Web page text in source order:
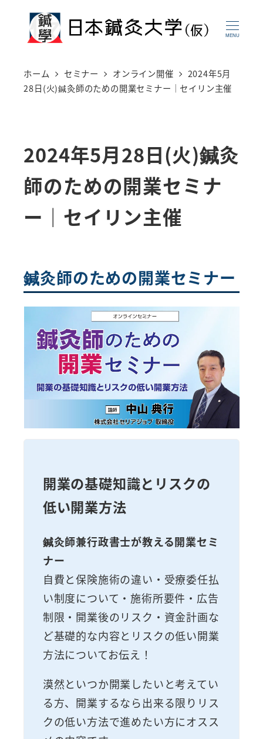
MENU
ホーム セミナー オンライン開催
2024年5月
28日(火)鍼灸師のための開業セミナー｜セイリン主催
2024年5月28日(火)鍼灸
師のための開業セミナ
ー｜セイリン主催
鍼灸師のための開業セミナー
開業の基礎知識とリスクの
低い開業方法
鍼灸師兼行政書士が教える開業セミ
ナー
自費と保険施術の違い・受療委任払
い制度について・施術所要件・広告
制限・開業後のリスク・資金計画な
ど基礎的な内容とリスクの低い開業
方法についてお伝え！
漠然といつか開業したいと考えてい
る方、開業するなら出来る限りリス
クの低い方法で進めたい方にオスス